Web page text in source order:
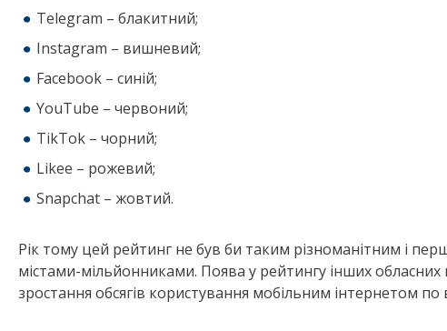
Telegram – блакитний;
Instagram – вишневий;
Facebook – синій;
YouTube – червоний;
TikTok – чорний;
Likee – рожевий;
Snapchat – жовтий.
Рік тому цей рейтинг не був би таким різноманітним і
містами-мільйонниками. Поява у рейтингу інших обласних
зростання обсягів користування мобільним інтернетом по